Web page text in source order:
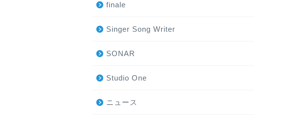
finale
Singer Song Writer
SONAR
Studio One
ニュース